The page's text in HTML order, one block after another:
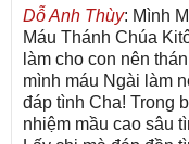
Dỗ Anh Thùy: Mình
Máu Thánh Chúa
làm cho con nên
mình máu Ngài làm
đáp tình Cha! Trong
nhiệm mầu cao sâu